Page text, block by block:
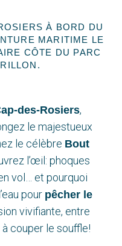
À BORD DU
MARITIME LE
CÔTE DU PARC
des-Rosiers,
le majestueux
le célèbre Bout
l’œil: phoques
vol… et pourquoi
pour pêcher le
vivifiante, entre
couper le souffle!